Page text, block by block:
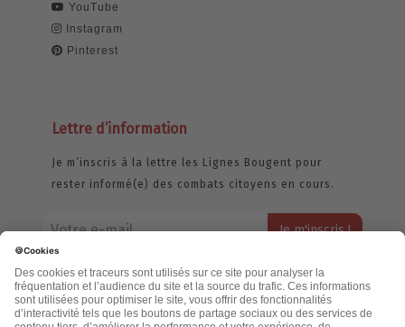
YouTube
Instagram
Pinterest
Lettre d’information
Je m’inscris à la lettre les Lignes Bougent pour
rester informé(e) des combats citoyens en cours.
jamais échangée. Pour consulter notre politique de confidentialité,
cliquez ici.